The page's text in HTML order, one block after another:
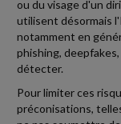
ou du visage d'un
utilisent désormais
notamment en
phishing,
détecter.
Pour limiter ces
préconisations,